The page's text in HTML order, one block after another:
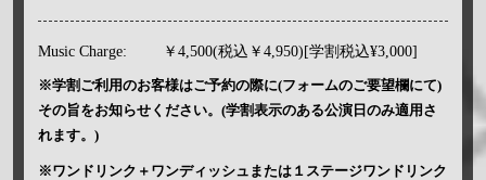
Music Charge: ￥4,500(税込￥4,950)[学割税込¥3,000]
※学割ご利用のお客様はご予約の際に(フォームのご要望欄にて)
その旨をお知らせください。(学割表示のある公演日のみ適用さ
れます。)
※ワンドリンク＋ワンディッシュまたは１ステージワンドリンク